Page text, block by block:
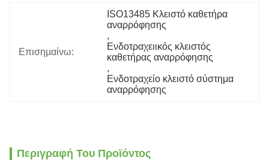
Επισημαίνω:
ISO13485 Κλειστό καθετήρα
αναρρόφησης
,
Ενδοτραχειικός κλειστός
καθετήρας αναρρόφησης
,
Ενδοτραχείο κλειστό σύστημα
αναρρόφησης
Περιγραφή Του Προϊόντος